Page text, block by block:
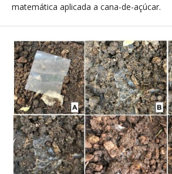
matemática aplicada a cana-de-açúcar.